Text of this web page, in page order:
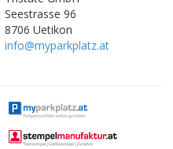
Seestrasse 96
8706 Uetikon
info@myparkplatz.at